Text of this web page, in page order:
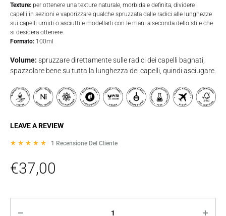
Texture: per ottenere una texture naturale, morbida e definita, dividere i
capelli in sezioni e vaporizzare qualche spruzzata dalle radici alle lunghezze
sui capelli umidi o asciutti e modellarli con le mani a seconda dello stile che
si desidera ottenere.
Formato: 100ml
Volume: spruzzare direttamente sulle radici dei capelli bagnati,
spazzolare bene su tutta la lunghezza dei capelli, quindi asciugare.
LEAVE A REVIEW
1 Recensione Del Cliente
€37,00